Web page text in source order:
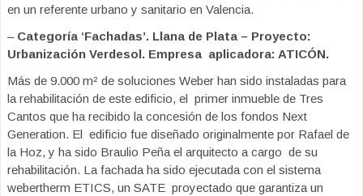
en un referente urbano y sanitario en Valencia.
– Categoría ‘Fachadas’. Llana de Plata – Proyecto:
Urbanización Verdesol. Empresa aplicadora: ATICÓN.
Más de 9.000 m² de soluciones Weber han sido instaladas para
la rehabilitación de este edificio, el primer inmueble de Tres
Cantos que ha recibido la concesión de los fondos Next
Generation. El edificio fue diseñado originalmente por Rafael de
la Hoz, y ha sido Braulio Peña el arquitecto a cargo de su
rehabilitación. La fachada ha sido ejecutada con el sistema
webertherm ETICS, un SATE proyectado que garantiza un